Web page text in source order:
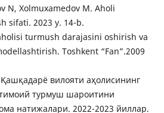
N, Xolmuxamedov M. Aholi
sifati. 2023 y. 14-b.
turmush darajasini oshirish va
Toshkent “Fan”.2009
вилояти аҳолисининг
турмуш шароитини
натижалари. 2022-2023 йиллар.